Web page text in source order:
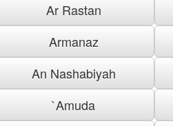
Ar Rastan
Armanaz
An Nashabiyah
`Amuda